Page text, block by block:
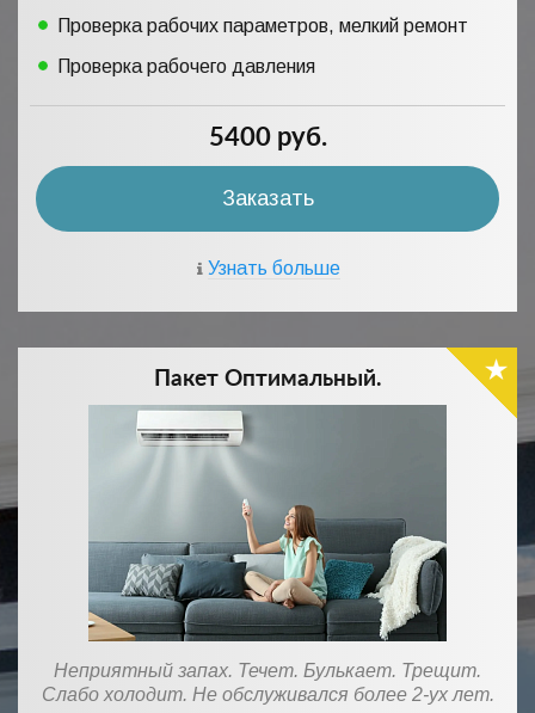
Проверка рабочих параметров, мелкий ремонт
Проверка рабочего давления
5400 руб.
Заказать
Узнать больше
Пакет Оптимальный.
Неприятный запах. Течет. Булькает. Трещит.
Слабо холодит. Не обслуживался более 2-ух лет.